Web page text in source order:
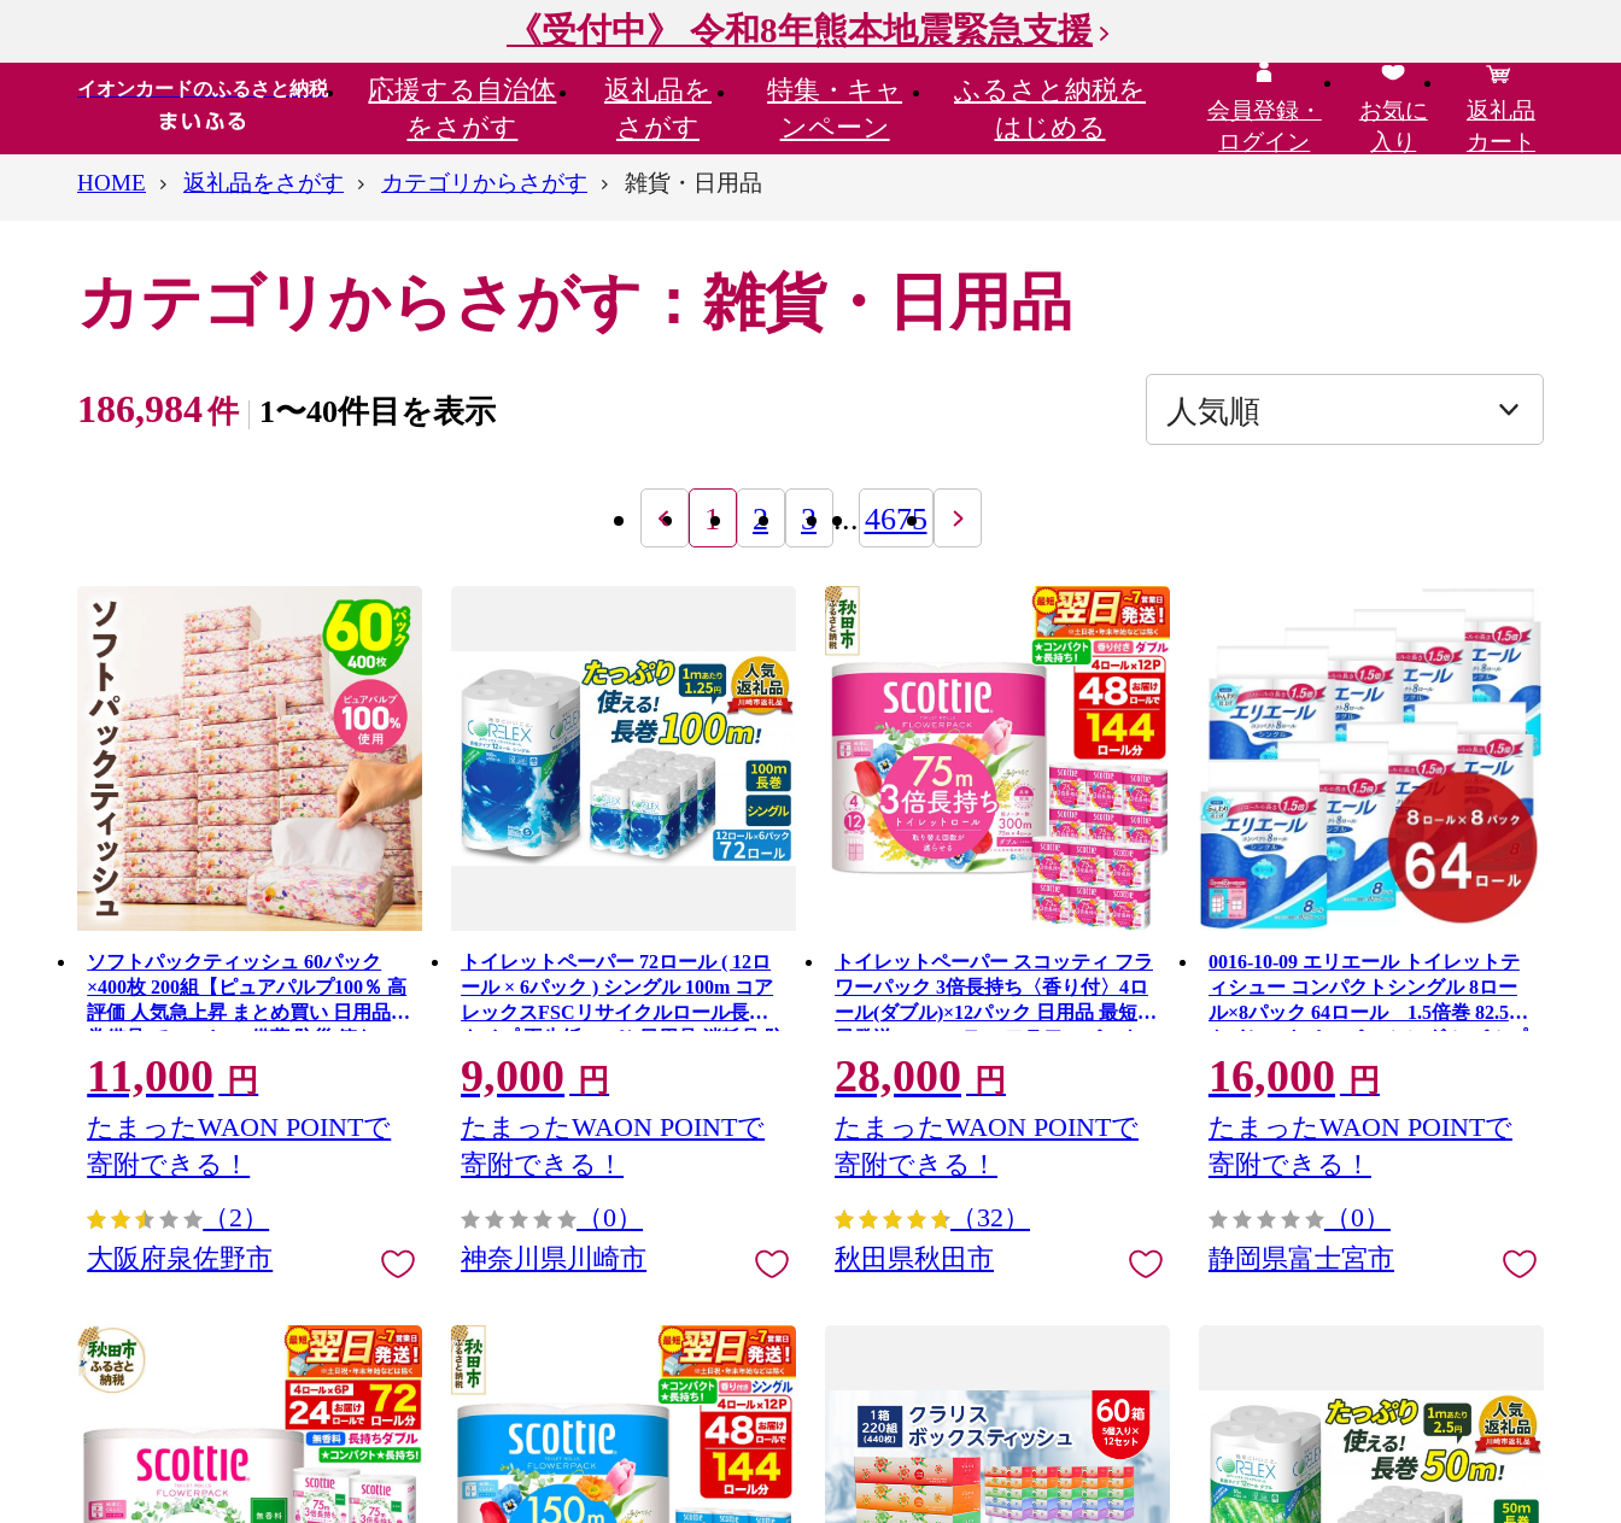
《受付中》 令和8年熊本地震緊急支援
イオンカードのふるさと納税 応援する 自治体
をさがす
返礼品を
さがす
特集・ キャ
ンペーン
ふるさと納税を
はじめる
会員登録・
ログイン
お気に
入り
返礼品
カート
HOME
返礼品をさがす カテゴリからさがす 雑貨・日用品
カテゴリからさがす：雑貨・日用品
186,984件 1〜40件目を表示
1 2 3 ... 4675
ソフトパックティッシュ 60パック
×400枚 200組【ピュアパルプ100％ 高
評価 人気急上昇 まとめ買い 日用品
常備品 てぃっしゅ 備蓄 防災 箱な
し】 010B1754
11,000 円
たまったWAON POINTで
寄附できる！
（2）
大阪府泉佐野市
トイレットペーパー 72ロール ( 12ロ
ール × 6パック ) シングル 100m コア
レックスFSCリサイクルロール長巻
タイプ 再生紙 100％ 日用品 消耗品 防
災 備蓄 トイレットペーパー トイレ
神奈川県 川崎市 トイレットペーパー
新生活 生活雑貨 生活用品 といれっと
ぺーぱー 長持ち 長巻き まとめ 非常
便利 サステナブル エコ トイレットペ
9,000 円
たまったWAON POINTで
寄附できる！
（0）
神奈川県川崎市
トイレットペーパー スコッティ フラ
ワーパック 3倍長持ち〈香り付〉4ロ
ール(ダブル)×12パック 日用品 最短翌
日発送 [スコッティ フラワーパック
トイレットペーパー 日本製紙クレシ
ア] 秋田県秋田市
28,000 円
たまったWAON POINTで
寄附できる！
（32）
秋田県秋田市
0016-10-09 エリエール トイレットテ
ィシュー コンパクトシングル 8ロー
ル×8パック 64ロール 1.5倍巻 82.5m
トイレットペーパー シングル パルプ
100％ 香りつき 日用品 消耗品 備蓄
16,000 円
たまったWAON POINTで
寄附できる！
（0）
静岡県富士宮市